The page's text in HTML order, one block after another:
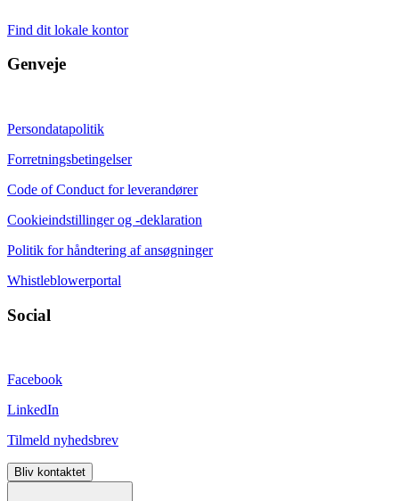
Find dit lokale kontor
Genveje
Persondatapolitik
Forretningsbetingelser
Code of Conduct for leverandører
Cookieindstillinger og -deklaration
Politik for håndtering af ansøgninger
Whistleblowerportal
Social
Facebook
LinkedIn
Tilmeld nyhedsbrev
Bliv kontaktet